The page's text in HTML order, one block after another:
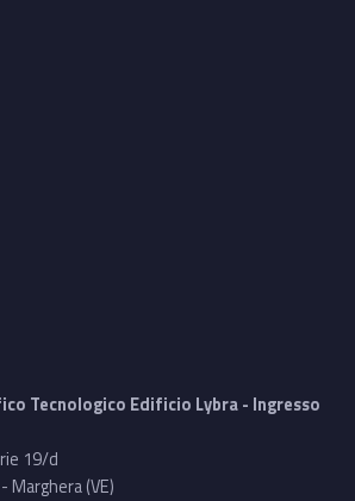
Tecnologico Edificio Lybra - Ingresso
19/d
Marghera (VE)